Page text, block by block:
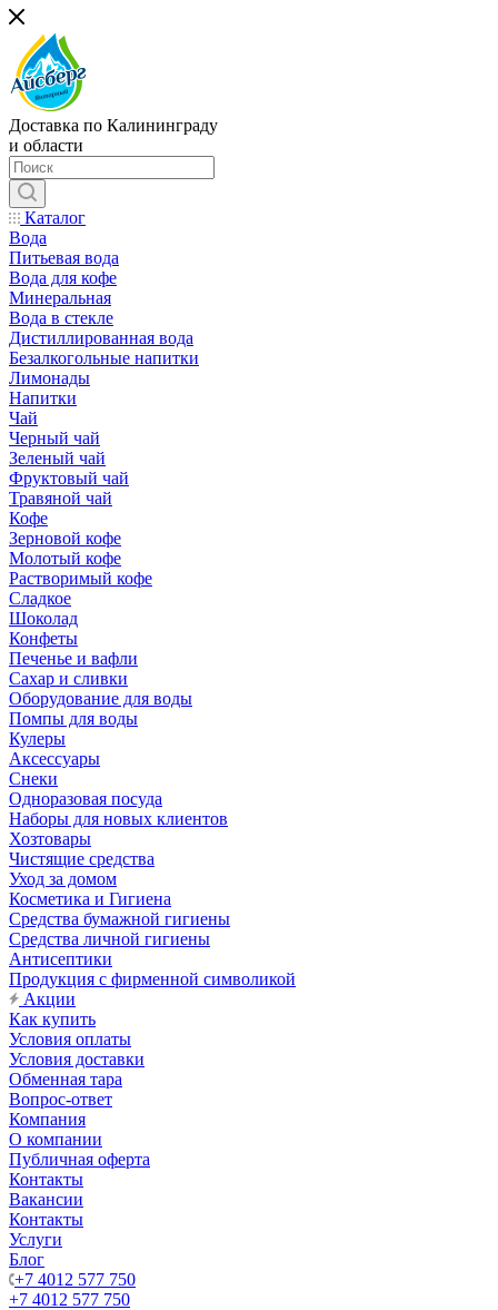
Доставка по Калининграду
и области
Каталог
Вода
Питьевая вода
Вода для кофе
Минеральная
Вода в стекле
Дистиллированная вода
Безалкогольные напитки
Лимонады
Напитки
Чай
Черный чай
Зеленый чай
Фруктовый чай
Травяной чай
Кофе
Зерновой кофе
Молотый кофе
Растворимый кофе
Сладкое
Шоколад
Конфеты
Печенье и вафли
Сахар и сливки
Оборудование для воды
Помпы для воды
Кулеры
Аксессуары
Снеки
Одноразовая посуда
Наборы для новых клиентов
Хозтовары
Чистящие средства
Уход за домом
Косметика и Гигиена
Средства бумажной гигиены
Средства личной гигиены
Антисептики
Продукция с фирменной символикой
Акции
Как купить
Условия оплаты
Условия доставки
Обменная тара
Вопрос-ответ
Компания
О компании
Публичная оферта
Контакты
Вакансии
Контакты
Услуги
Блог
+7 4012 577 750
+7 4012 577 750